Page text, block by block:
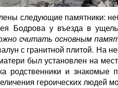
следующие памятники:
Бодрова у въезда в
считать основным
с гранитной плитой. На
был установлен на
родственники и знакомые
героических людей